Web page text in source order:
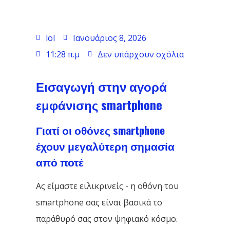
lol
Ιανουάριος 8, 2026
11:28 π.μ
Δεν υπάρχουν σχόλια
Εισαγωγή στην αγορά
εμφάνισης smartphone
Γιατί οι οθόνες smartphone
έχουν μεγαλύτερη σημασία
από ποτέ
Ας είμαστε ειλικρινείς - η οθόνη του
smartphone σας είναι βασικά το
παράθυρό σας στον ψηφιακό κόσμο.